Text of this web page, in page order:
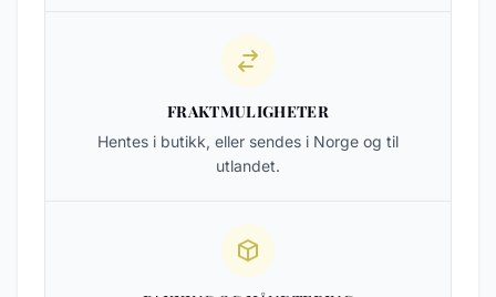
FRAKTMULIGHETER
Hentes i butikk, eller sendes i Norge og til
utlandet.